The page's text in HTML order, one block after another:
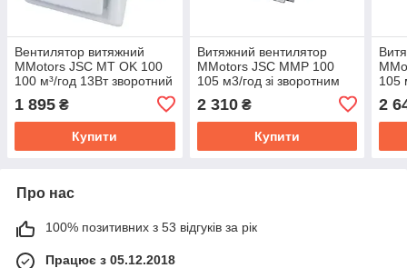
Вентилятор витяжний
MMotors JSC МT OK 100
100 м³/год 13Вт зворотний
клапан/датчик вологості/
таймер
1 895 ₴
Купити
Витяжний вентилятор
MMotors JSC ММР 100
105 м3/год зі зворотним
2 310₴
Купити
105
2
Про нас
100% позитивних з 53 відгуків за рік
Працює з 05.12.2018